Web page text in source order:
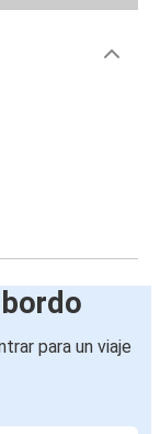
para un viaje